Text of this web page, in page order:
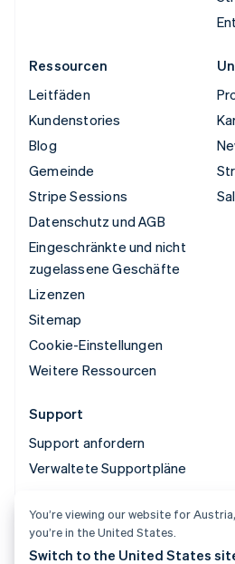
Ressourcen
Leitfäden
Kundenstories
Blog
Gemeinde
Stripe Sessions
Datenschutz und AGB
Eingeschränkte und nicht
zugelassene Geschäfte
Lizenzen
Sitemap
Cookie-Einstellungen
Weitere Ressourcen
Support
Support anfordern
Verwaltete Supportpläne
© 2026 Stripe, LLC
You’re viewing our website for
you’re in the United States.
Switch to the United States